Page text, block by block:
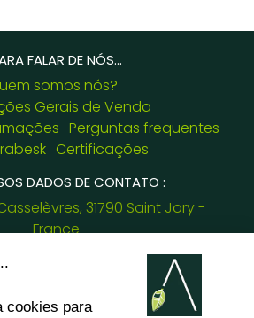
FALAR DE NÓS...
somos nós?
Gerais de Venda
Perguntas frequentes
Certificações
DADOS DE CONTATO :
31790 Saint Jory -
France
nos em :